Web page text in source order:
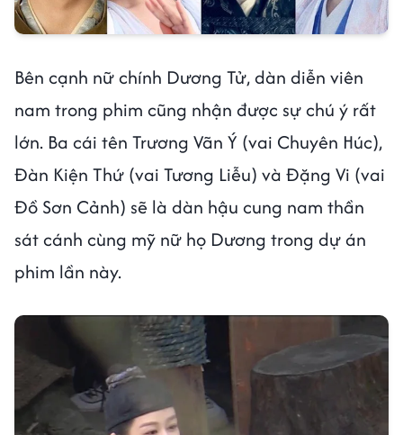
Bên cạnh nữ chính Dương Tử, dàn diễn viên
nam trong phim cũng nhận được sự chú ý rất
lớn. Ba cái tên Trương Vãn Ý (vai Chuyên Húc),
Đàn Kiện Thứ (vai Tương Liễu) và Đặng Vi (vai
Đồ Sơn Cảnh) sẽ là dàn hậu cung nam thần
sát cánh cùng mỹ nữ họ Dương trong dự án
phim lần này.